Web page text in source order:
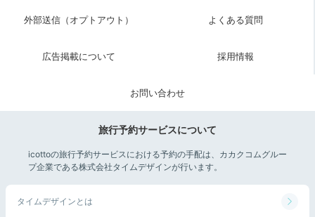
防空壕として利用していた
です。自然の山をく
Sightseeing
12:00 宿から車で約30分
“崖の観音”がスゴい
外部送信（オプトアウト） よくある質問
広告掲載について 採用情報
お問い合わせ
旅行予約サービスについて
icottoの旅行予約サービスにおける予約の手配は、カカクコムグルー
プ企業である株式会社タイムデザインが行います。
タイムデザインとは